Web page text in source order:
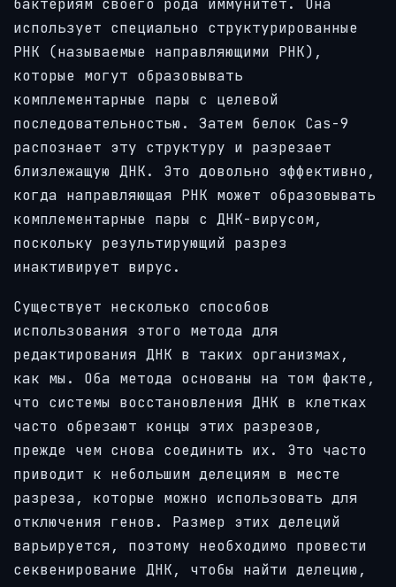
бактериям своего рода иммунитет. Она
использует специально структурированные
РНК (называемые направляющими РНК),
которые могут образовывать
комплементарные пары с целевой
последовательностью. Затем белок Cas-9
распознает эту структуру и разрезает
близлежащую ДНК. Это довольно эффективно,
когда направляющая РНК может образовывать
комплементарные пары с ДНК-вирусом,
поскольку результирующий разрез
инактивирует вирус.
Существует несколько способов
использования этого метода для
редактирования ДНК в таких организмах,
как мы. Оба метода основаны на том факте,
что системы восстановления ДНК в клетках
часто обрезают концы этих разрезов,
прежде чем снова соединить их. Это часто
приводит к небольшим делециям в месте
разреза, которые можно использовать для
отключения генов. Размер этих делеций
варьируется, поэтому необходимо провести
секвенирование ДНК, чтобы найти делецию,